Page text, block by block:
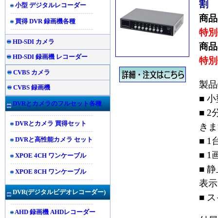
小型 デジタルレコーダー
買得 DVR 録画機各種
HD-SDI カメラ
HD-SDI 録画機 レコーダー
CVBS カメラ
CVBS 録画機
DVRとカメラのフルセット各種
DVRとカメラ 買得セット
DVRと高性能カメラ セット
XPOE 4CH ワンケーブル
XPOE 8CH ワンケーブル
DVR(デジタルビデオレコーダー)
AHD 録画機 AHDレコーダー
割
商
特
商
特
製
■
■ 2
き
■ 1
■ 1
■
表示
■